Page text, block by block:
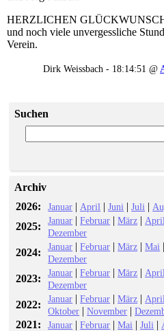
HERZLICHEN
und noch viele unvergessliche
Verein.
Dirk Weissbach - 18:14:51 @
Suchen
Archiv
2026:
Januar | April |Juni |Juli |
2025: Januar |Februar |März | April
Dezember
2024: Januar |Februar |März |Mai
Dezember
2023: Januar |Februar |März | April
Dezember
2022: Januar |Februar |März | April
Oktober |November |
2021: Januar |Februar |Mai |Juli |